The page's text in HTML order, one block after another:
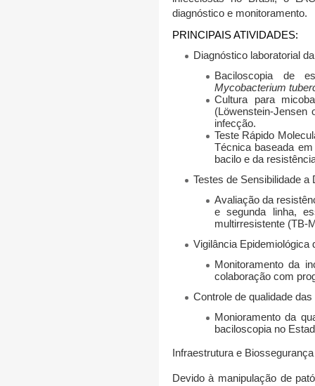
diagnóstico e monitoramento.
PRINCIPAIS ATIVIDADES:
Diagnóstico laboratorial
Baciloscopia de
Mycobacterium
Cultura para
(Löwenstein-
infecção.
Teste Rápido
Técnica baseada
bacilo e da
Testes de Sensibilidade a
Avaliação da
e segunda linha,
multirresistente (TB-
Vigilância Epidemiológica
Monitoramento da
colaboração com
Controle de qualidade
Monioramento da
baciloscopia no
Infraestrutura e Biossegurança
Devido à manipulação de